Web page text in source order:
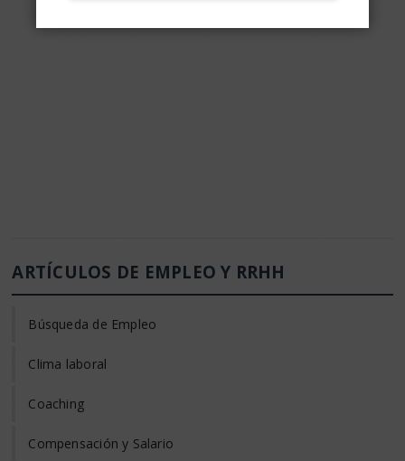
ARTÍCULOS DE EMPLEO Y RRHH
Búsqueda de Empleo
Clima laboral
Coaching
Compensación y Salario